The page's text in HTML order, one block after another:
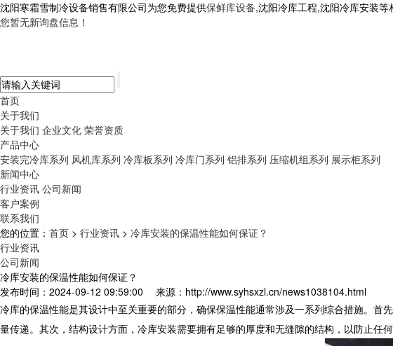
沈阳寒霜雪制冷设备销售有限公司为您免费提供保鲜库设备,沈阳冷库工程,沈阳冷库安装等
您暂无新询盘信息！
首页
关于我们
关于我们 企业文化 荣誉资质
产品中心
安装完冷库系列 风机库系列 冷库板系列 冷库门系列 铝排系列 压缩机组系列 展示柜系列
新闻中心
行业资讯 公司新闻
客户案例
联系我们
您的位置： 首页 > 行业资讯 > 冷库安装的保温性能如何保证？
行业资讯
公司新闻
冷库安装的保温性能如何保证？
发布时间：2024-09-12 09:59:00
来源：http://www.syhsxzl.cn/news1038104.html
冷库的保温性能是其设计中至关重要的部分，确保保温性能通常涉及一系列综合措施。
量传递。其次，结构设计方面，冷库安装需要拥有足够的厚度和无缝隙的结构，以防止任